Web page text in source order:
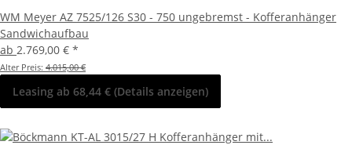
WM Meyer AZ 7525/126 S30 - 750 ungebremst - Kofferanhänger
Sandwichaufbau
ab 2.769,00 € *
Alter Preis: 4.015,00 €
Leasing ab 68,44 € (Details anzeigen)